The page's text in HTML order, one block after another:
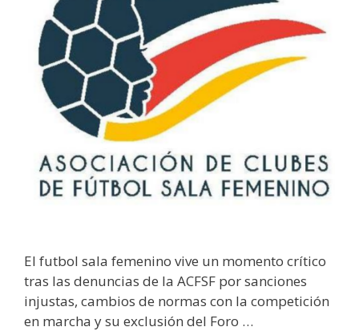
El futbol sala femenino vive un momento crítico
tras las denuncias de la ACFSF por sanciones
injustas, cambios de normas con la competición
en marcha y su exclusión del Foro …